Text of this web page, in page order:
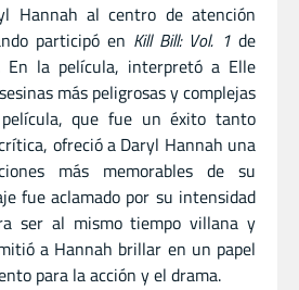
Hannah al centro de atención
participó en Kill Bill: Vol. 1 de
En la película, interpretó a Elle
más peligrosas y complejas
que fue un éxito tanto
ofreció a Daryl Hannah una
más memorables de su
fue aclamado por su intensidad
ser al mismo tiempo villana y
a Hannah brillar en un papel
para la acción y el drama.